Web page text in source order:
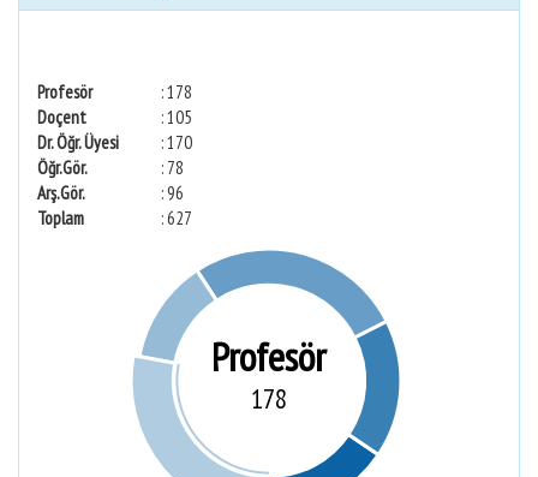
Profesör
: 178
Doçent
: 105
Dr. Öğr. Üyesi
: 170
Öğr.Gör.
: 78
Arş.Gör.
: 96
Toplam
: 627
Profesör
178